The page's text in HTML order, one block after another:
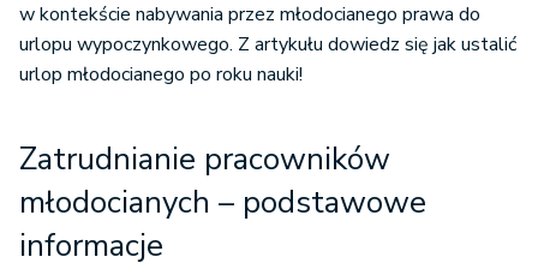
w kontekście nabywania przez młodocianego prawa do
urlopu wypoczynkowego. Z artykułu dowiedz się jak ustalić
urlop młodocianego po roku nauki!
Zatrudnianie pracowników
młodocianych – podstawowe
informacje